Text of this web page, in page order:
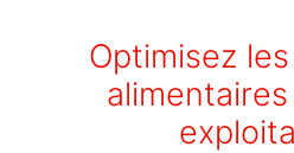
Optimisez